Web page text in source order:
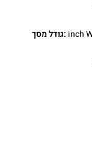
:גודל מסך